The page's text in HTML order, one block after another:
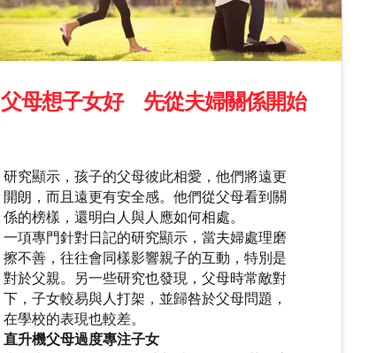
父母想子女好 先從夫婦關係開始
研究顯示，孩子的父母彼此相愛，他們將遠更
開朗，而且遠更有安全感。他們從父母看到關
係的榜樣，還明白人與人應如何相處。
一項專門針對日記的研究顯示，當夫婦處理磨
擦不善，往往會同樣影響親子的互動，特別是
對於父親。另一些研究也發現，父母時常敵對
下，子女較易與人打架，並歸咎於父母問題，
在學校的表現也較差。
直升機父母過度專注子女